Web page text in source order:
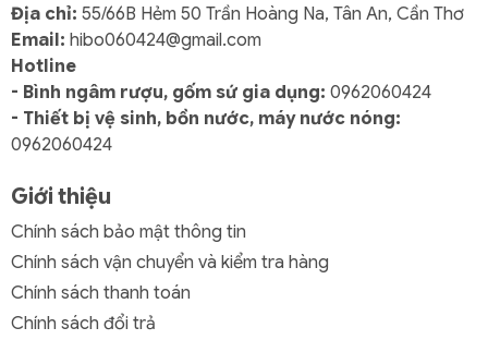
Địa chỉ: 55/66B Hẻm 50 Trần Hoàng Na, Tân An, Cần Thơ
Email: hibo060424@gmail.com
Hotline
- Bình ngâm rượu, gốm sứ gia dụng: 0962060424
- Thiết bị vệ sinh, bồn nước, máy nước nóng:
0962060424
Giới thiệu
Chính sách bảo mật thông tin
Chính sách vận chuyển và kiểm tra hàng
Chính sách thanh toán
Chính sách đổi trả